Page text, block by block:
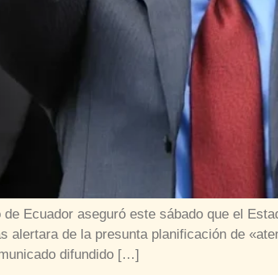
Ecuador aseguró este sábado que el
alertara de la presunta planificación de
difundido […]